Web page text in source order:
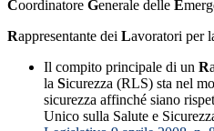
Coordinatore Generale delle E
Rappresentante dei Lavoratori per
Il compito principale di un R
la Sicurezza (RLS) sta nel
sicurezza affinché siano
Unico sulla Salute e